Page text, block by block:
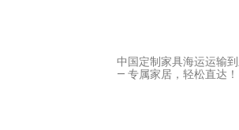
中国定制家具海运运输
— 专属家居，轻松直达！